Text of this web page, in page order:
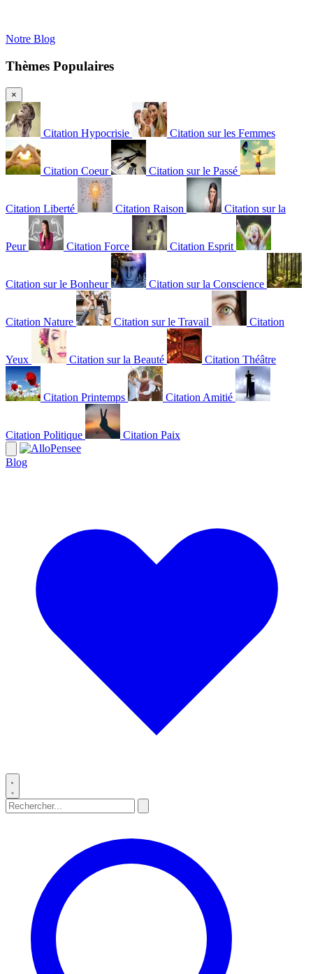
Notre Blog
Thèmes Populaires
×
Citation Hypocrisie Citation sur les Femmes
Citation Coeur Citation sur le Passé
Citation Liberté Citation Raison Citation sur la
Peur Citation Force Citation Esprit
Citation sur le Bonheur Citation sur la Conscience
Citation Nature Citation sur le Travail Citation
Yeux Citation sur la Beauté Citation Théâtre
Citation Printemps Citation Amitié
Citation Politique Citation Paix
Blog